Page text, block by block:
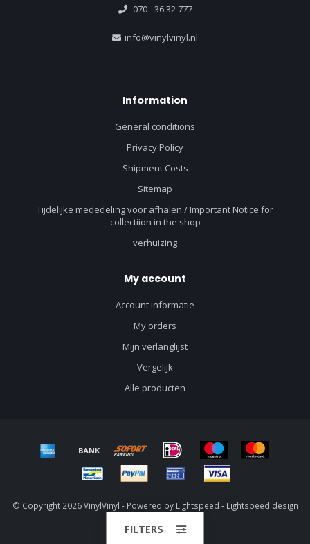
070 - 36 32 777
info@vinylvinyl.nl
Information
General conditions
Privacy Policy
Shipment Costs
Sitemap
Tijdelijke mededeling voor afhalen / Important Notice for
collectiion in the shop
verhuizing
My account
Account informatie
My orders
Mijn verlanglijst
Vergelijk
Alle producten
© Copyright 2026 VinylVinyl - Powered by Lightspeed - Lightspeed design
Dyvelopment
FILTERS